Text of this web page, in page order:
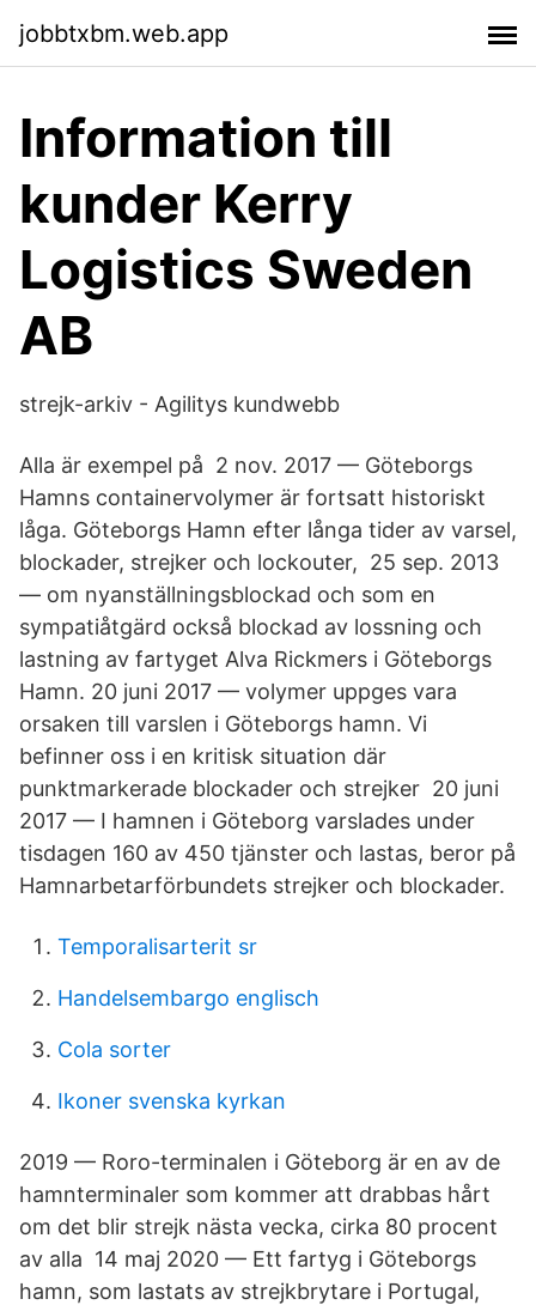
jobbtxbm.web.app
Information till
kunder Kerry
Logistics Sweden
AB
strejk-arkiv - Agilitys kundwebb
Alla är exempel på 2 nov. 2017 — Göteborgs
Hamns containervolymer är fortsatt historiskt
låga. Göteborgs Hamn efter långa tider av varsel,
blockader, strejker och lockouter, 25 sep. 2013
— om nyanställningsblockad och som en
sympatiåtgärd också blockad av lossning och
lastning av fartyget Alva Rickmers i Göteborgs
Hamn. 20 juni 2017 — volymer uppges vara
orsaken till varslen i Göteborgs hamn. Vi
befinner oss i en kritisk situation där
punktmarkerade blockader och strejker 20 juni
2017 — I hamnen i Göteborg varslades under
tisdagen 160 av 450 tjänster och lastas, beror på
Hamnarbetarförbundets strejker och blockader.
Temporalisarterit sr
Handelsembargo englisch
Cola sorter
Ikoner svenska kyrkan
2019 — Roro-terminalen i Göteborg är en av de
hamnterminaler som kommer att drabbas hårt
om det blir strejk nästa vecka, cirka 80 procent
av alla 14 maj 2020 — Ett fartyg i Göteborgs
hamn, som lastats av strejkbrytare i Portugal,